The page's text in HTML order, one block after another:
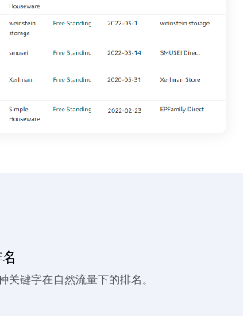
关键字在自然流量下的排名。